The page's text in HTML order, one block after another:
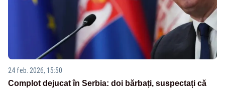
24 feb. 2026, 15:50
Complot dejucat în Serbia: doi bărbați, suspectați că